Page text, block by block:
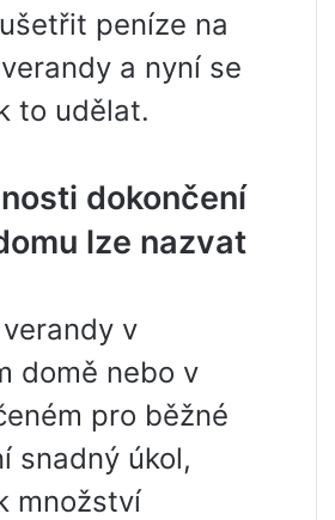
peníze na
a nyní se
to udělat.
dokončení
lze nazvat
v
domě nebo v
pro běžné
snadný úkol,
množství